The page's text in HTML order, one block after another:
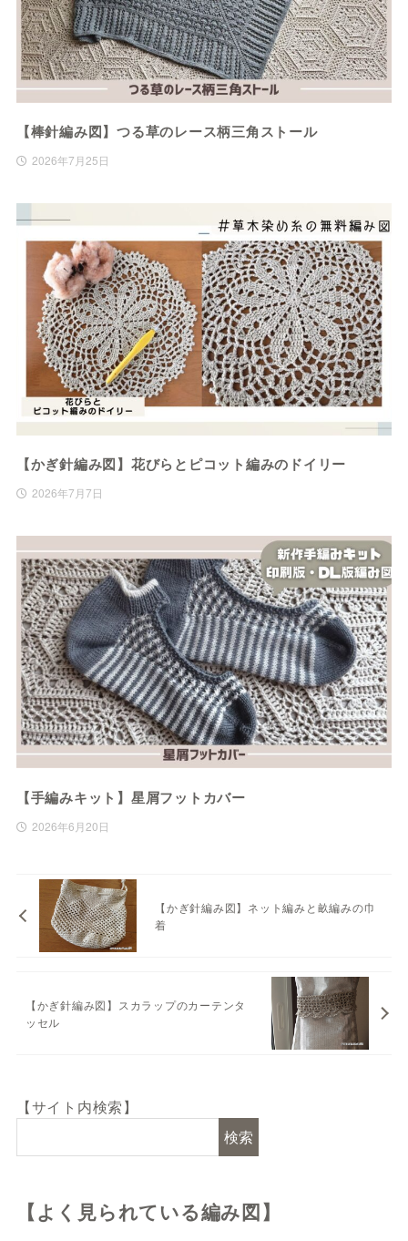
【棒針編み図】つる草のレース柄三角ストール
2026年7月25日
【かぎ針編み図】花びらとピコット編みのドイリー
2026年7月7日
【手編みキット】星屑フットカバー
2026年6月20日
【かぎ針編み図】ネット編みと畝編みの巾
着
【かぎ針編み図】スカラップのカーテンタ
ッセル
【サイト内検索】
検索
【よく見られている編み図】